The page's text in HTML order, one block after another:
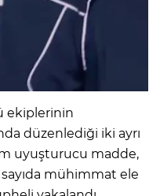
ekiplerinin
düzenlediği iki ayrı
uyuşturucu madde,
mühimmat ele